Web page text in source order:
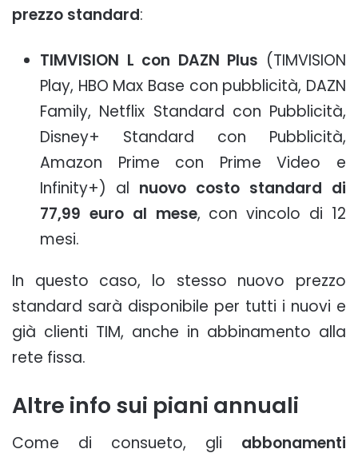
prezzo standard:
TIMVISION L con DAZN Plus (TIMVISION
Play, HBO Max Base con pubblicità, DAZN
Family, Netflix Standard con Pubblicità,
Disney+ Standard con Pubblicità,
Amazon Prime con Prime Video e
Infinity+) al nuovo costo standard di
77,99 euro al mese, con vincolo di 12
mesi.
In questo caso, lo stesso nuovo prezzo
standard sarà disponibile per tutti i nuovi e
già clienti TIM, anche in abbinamento alla
rete fissa.
Altre info sui piani annuali
Come di consueto, gli abbonamenti